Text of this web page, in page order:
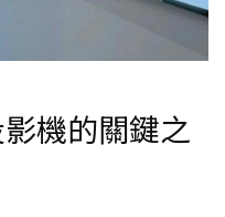
機的關鍵之